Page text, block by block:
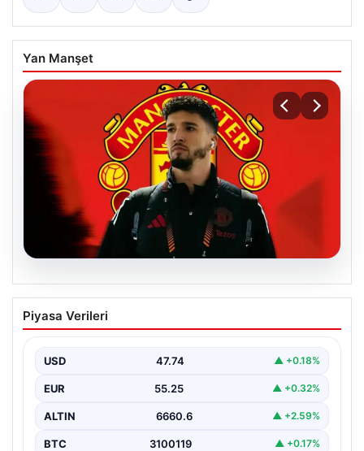
Yan Manşet
Manchester United resmen duyurdu!
Altay Bayındır’ın yeni adresi belli oldu
Piyasa Verileri
USD 47.74 ▲ +0.18%
EUR 55.25 ▲ +0.32%
ALTIN 6660.6 ▲ +2.59%
BTC 3100119 ▲ +0.17%